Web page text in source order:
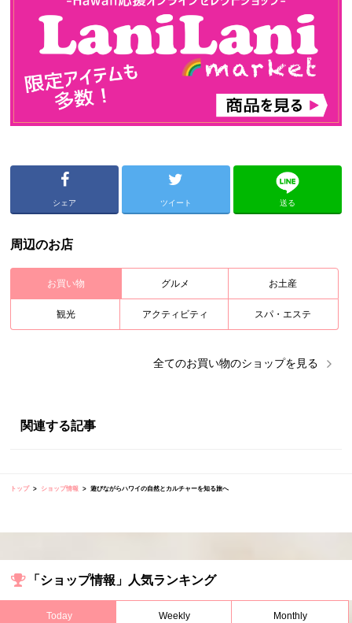
シェア ツイート 送る
周辺のお店
お買い物 グルメ お土産
観光 アクティビティ スパ・エステ
全てのお買い物のショップを見る
関連する記事
トップ ショップ情報 遊びながらハワイの自然とカルチャーを知る旅へ
「ショップ情報」人気ランキング
Today Weekly Monthly